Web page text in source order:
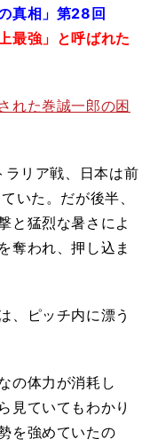
真相」第28回
最強」と呼ばれた
れた巻誠一郎の困
リア戦、日本は前
いた。だが後半、
と猛烈な暑さによ
奪われ、押し込ま
、ピッチ内に漂う
の体力が消耗し
見ていてもわかり
を強めていたの